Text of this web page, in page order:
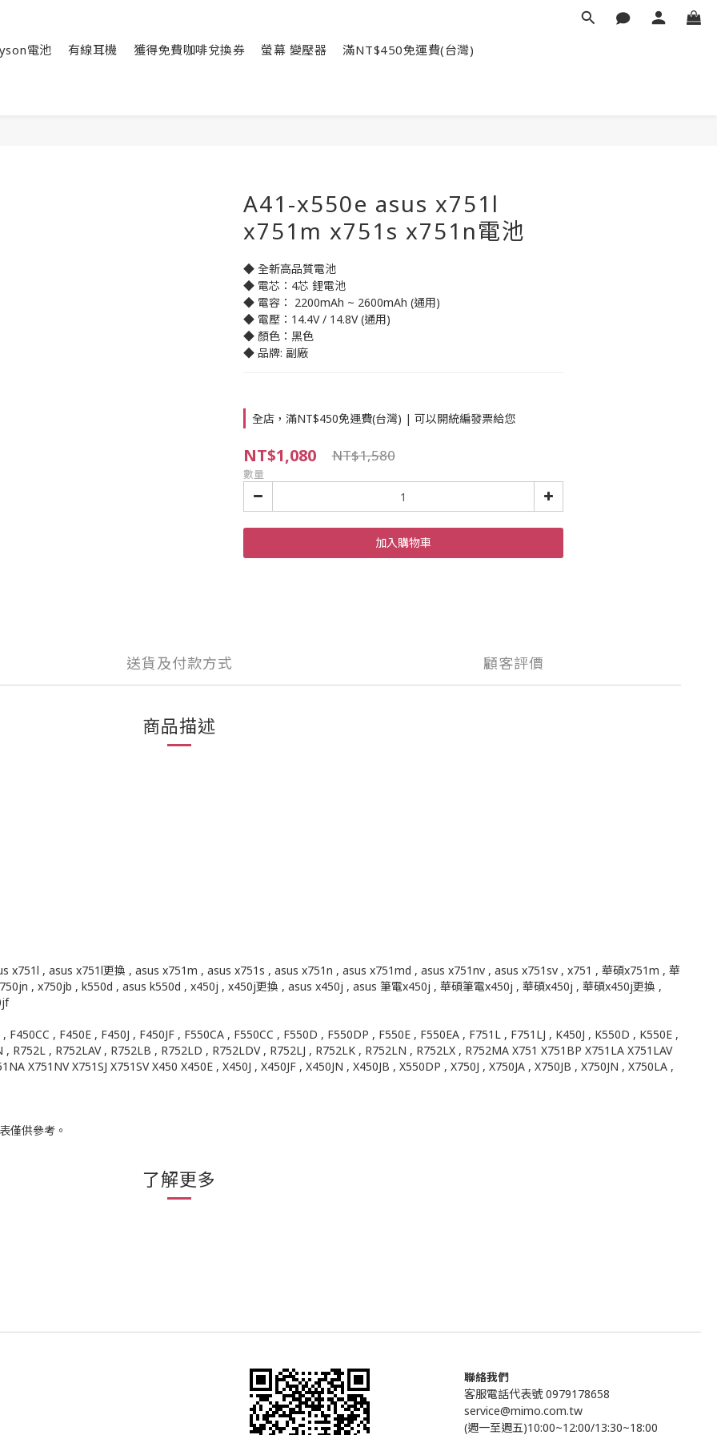
電池 有線耳機 獲得免費咖啡兌換券 螢幕 變壓器 滿NT$450免運費(台灣)
A41-x550e asus x751l
x751m x751s x751n電池
◆ 全新高品質電池
◆ 電芯：4芯 鋰電池
◆ 電容： 2200mAh ~ 2600mAh (通用)
◆ 電壓：14.4V / 14.8V (通用)
◆ 顏色：黑色
◆ 品牌: 副廠
全店，滿NT$450免運費(台灣) | 可以開統編發票給您
NT$1,080 NT$1,580
數量
加入購物車
送貨及付款方式 顧客評價
商品描述
x751l , asus x751l更換 , asus x751m , asus x751s , asus x751n , asus x751md , asus x751nv , asus x751sv , x751 , 華碩x751m , 華
, x750jb , k550d , asus k550d , x450j , x450j更換 , asus x450j , asus 筆電x450j , 華碩筆電x450j , 華碩x450j , 華碩x450j更換 ,
, F450E , F450J , F450JF , F550CA , F550CC , F550D , F550DP , F550E , F550EA , F751L , F751LJ , K450J , K550D , K550E ,
, R752LAV , R752LB , R752LD , R752LDV , R752LJ , R752LK , R752LN , R752LX , R752MA X751 X751BP X751LA X751LAV
X751NV X751SJ X751SV X450 X450E , X450J , X450JF , X450JN , X450JB , X550DP , X750J , X750JA , X750JB , X750JN , X750LA ,
僅供參考。
了解更多
聯絡我們
客服電話代表號 0979178658
service@mimo.com.tw
(週一至週五)10:00~12:00/13:30~18:00